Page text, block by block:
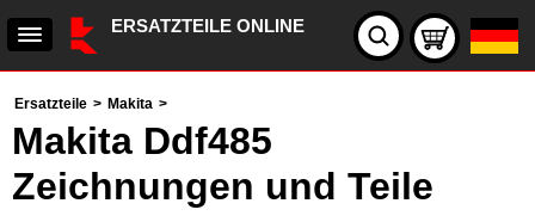
ERSATZTEILE ONLINE
Ersatzteile > Makita >
Makita Ddf485
Zeichnungen und Teile